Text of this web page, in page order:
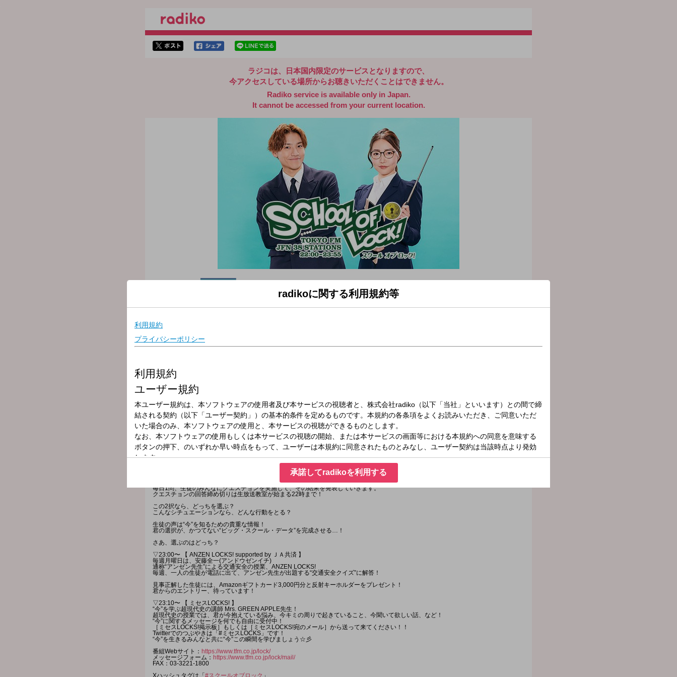
ラジコは、日本国内限定のサービスとなりますので、
今アクセスしている場所からお聴きいただくことはできません。
Radiko service is available only in Japan.
It cannot be accessed from your current location.
未来の鍵を握る学校「SCHOOL OF LOCK!」は毎週月曜日から金曜日夜10時から絶賛放送中!!
★番組WEBサイトはコチラ！
～～～番組へのメッセージはコチラから～～～
◇学校掲示板に書き込む
（掲示板は登録無料のアプリです!）
◇メールを送る
◇公式LINEアカウントから送る
◇FAX：03-3221-1800
毎日1問、生徒のみんなにクエスチョンを実施して、その結果を発表していきます。
クエスチョンの回答締め切りは生放送教室が始まる22時まで！
この2択なら、どっちを選ぶ？
こんなシチュエーションなら、どんな行動をとる？
生徒の声は“今”を知るための貴重な情報！
君の選択が、かつてない“ビッグ・スクール・データ”を完成させる…！
さあ、選ぶのはどっち？
▽23:00〜 【 ANZEN LOCKS! supported by ＪＡ共済 】
毎週月曜日は、安藤全一(アンドウゼンイチ)
通称“アンゼン先生”による交通安全の授業、ANZEN LOCKS!
毎週、一人の生徒が電話に出て、アンゼン先生が出題する“交通安全クイズ”に解答！
見事正解した生徒には、Amazonギフトカード3,000円分と反射キーホルダーをプレゼント！
君からのエントリー、待っています！
▽23:10〜 【 ミセスLOCKS! 】
“今”を学ぶ超現代史の講師 Mrs. GREEN APPLE先生！
超現代史の授業では、君が今抱えている悩み、今キミの周りで起きていること、今聞いて欲しい話、など！
“今”に関するメッセージを何でも自由に受付中！
［ミセスLOCKS!掲示板］もしくは［ミセスLOCKS!宛のメール］から送って来てください！！
Twitterでのつぶやきは「#ミセスLOCKS」です！
“今”を生きるみんなと共に“今”この瞬間を学びましょう☆彡
番組Webサイト： https://www.tfm.co.jp/lock/
メッセージフォーム： https://www.tfm.co.jp/lock/mail/
FAX：03-3221-1800
Xハッシュタグは「 #スクールオブロック 」
radikoに関する利用規約等
承諾してradikoを利用する